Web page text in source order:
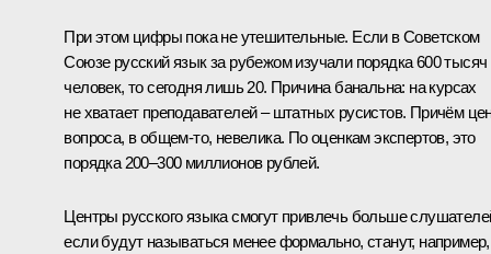
При этом цифры пока не утешительные. Если в Советском
Союзе русский язык за рубежом изучали порядка 600 тысяч
человек, то сегодня лишь 20. Причина банальна: на курсах
не хватает преподавателей – штатных русистов. Причём
вопроса, в общем‑то, невелика. По оценкам экспертов, это
порядка 200–300 миллионов рублей.
Центры русского языка смогут привлечь больше
если будут называться менее формально, станут, например,